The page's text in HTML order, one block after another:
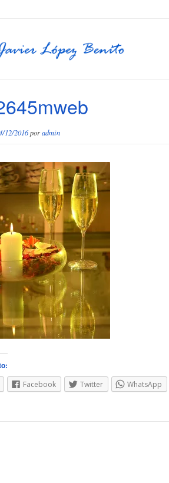
12/2016poradmin
Facebook Twitter WhatsApp